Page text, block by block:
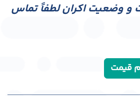
و وضعیت اکران لطفاً تماس
قیمت